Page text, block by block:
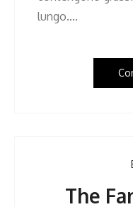
lungo….
The